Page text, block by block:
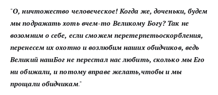
"О, ничтожество человеческое! Когда же, доченьки, будем
мы подражать хоть вчем-то Великому Богу? Так не
возомним о себе, если сможем перетерпетьоскорбления,
перенесем их охотно и возлюбим наших обидчиков, ведь
Великий нашБог не перестал нас любить, сколько мы Его
ни обижали, и потому вправе желать,чтобы и мы
прощали обидчикам."